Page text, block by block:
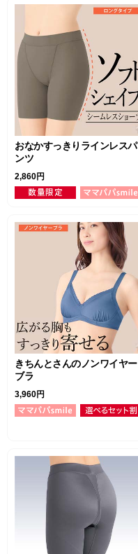
おなかすっきりラインレスパ
ンツ
2,860円
きちんとさんのノンワイヤー
ブラ
3,960円